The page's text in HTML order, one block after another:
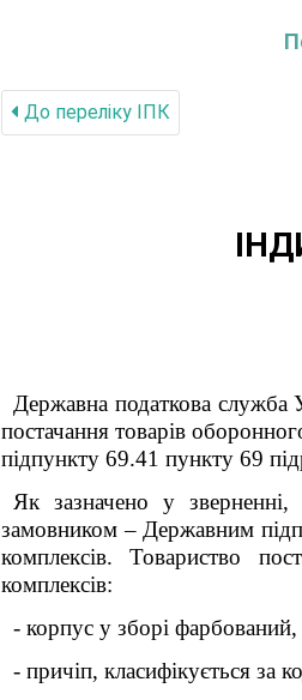
До переліку IПК
Державна податкова служба
постачання товарів
підпункту 69.41 пункту 69
Як зазначено у зверненні,
замовником – Державним
комплексів. Товариство
комплексів:
- корпус у зборі
- причіп, класифікується